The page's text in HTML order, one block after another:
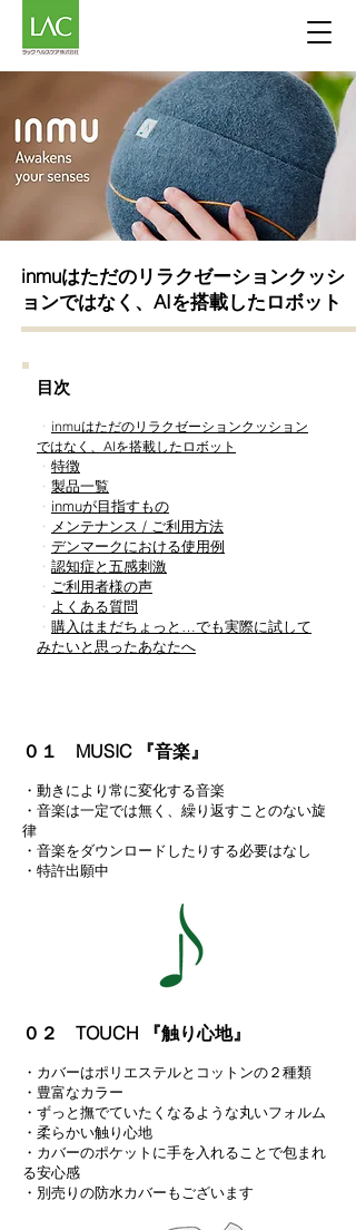
inmuはただのリラクゼーションクッシ
ョンではなく、AIを搭載したロボット
目次
・ inmuはただのリラクゼーションクッション
ではなく、AIを搭載したロボット
・ 特徴
・ 製品一覧
・ inmuが目指すもの
・ メンテナンス / ご利用方法
・ デンマークにおける使用例
・ 認知症と五感刺激
・ ご利用者様の声
・ ​よくある質問
・ 購入はまだちょっと…でも実際に試して
みたいと思ったあなたへ
０１ MUSIC 『音楽』
・動きにより常に変化する音楽
・音楽は一定では無く、繰り返すことのない旋
律
・音楽をダウンロードしたりする必要はなし
・特許出願中
０２ TOUCH 『触り心地』
・カバーはポリエステルとコットンの２種類
・豊富なカラー
・ずっと撫でていたくなるような丸いフォルム
・柔らかい触り心地
・カバーのポケットに手を入れることで包まれ
る安心感
​・別売りの防水カバーもございます